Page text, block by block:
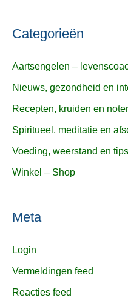
Categorieën
Aartsengelen –
Nieuws, gezondheid en
Recepten, kruiden en
Spiritueel, meditatie en
Voeding, weerstand en tips
Winkel – Shop
Meta
Login
Vermeldingen feed
Reacties feed